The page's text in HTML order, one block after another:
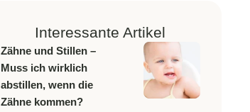
Interessante Artikel
Zähne und Stillen –
Muss ich wirklich
abstillen, wenn die
Zähne kommen?